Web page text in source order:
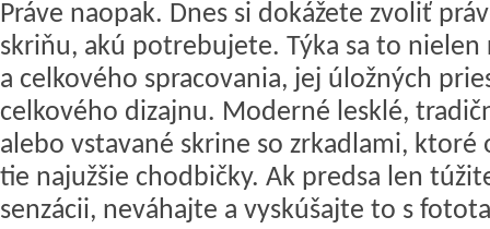
Práve naopak. Dnes si dokážete zvoliť
skriňu, akú potrebujete. Týka sa to nielen
a celkového spracovania, jej úložných
celkového dizajnu. Moderné lesklé,
alebo vstavané skrine so zrkadlami, ktoré
tie najužšie chodbičky. Ak predsa len
senzácii, neváhajte a vyskúšajte to s